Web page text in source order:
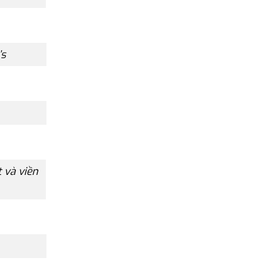
và viền